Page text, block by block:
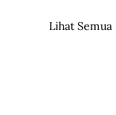
Lihat Semua